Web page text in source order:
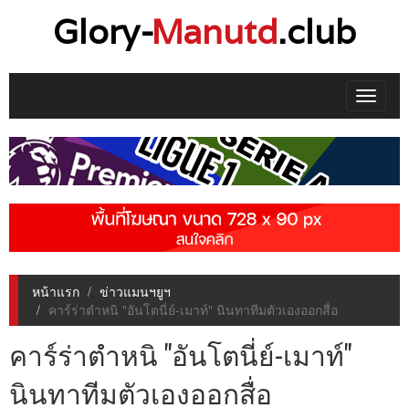
Glory-Manutd.club
Toggle
หน้าแรก
ข่าวแมนฯยูฯ
คาร์ร่าตำหนิ "อันโตนี่ย์-เมาท์" นินทาทีมตัวเองออกสื่อ
คาร์ร่าตำหนิ "อันโตนี่ย์-เมาท์"
นินทาทีมตัวเองออกสื่อ